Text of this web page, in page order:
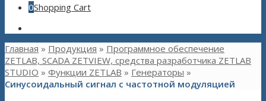
0Shopping Cart
Главная » Продукция » Программное обеспечение
ZETLAB, SCADA ZETVIEW, средства разработчика ZETLAB
STUDIO » Функции ZETLAB » Генераторы »
Cинусоидальный сигнал с частотной модуляцией